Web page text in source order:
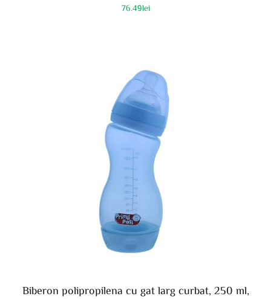
76.49lei
Biberon polipropilena cu gat larg curbat, 250 ml,